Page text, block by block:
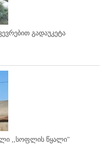
გადაუკეტა
,,სოფლის წყალი"